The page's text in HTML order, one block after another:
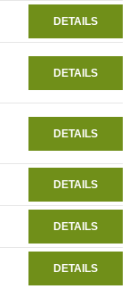
DETAILS
DETAILS
DETAILS
DETAILS
DETAILS
DETAILS